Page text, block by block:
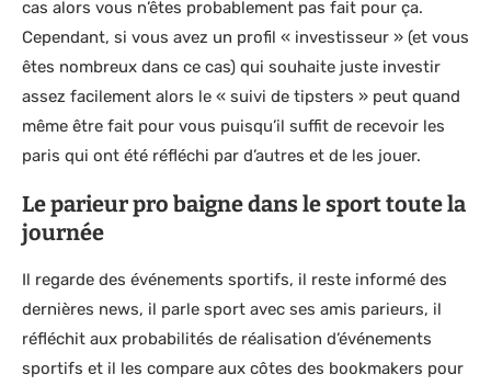
cas alors vous n’êtes probablement pas fait pour ça.
Cependant, si vous avez un profil « investisseur » (et vous
êtes nombreux dans ce cas) qui souhaite juste investir
assez facilement alors le « suivi de tipsters » peut quand
même être fait pour vous puisqu’il suffit de recevoir les
paris qui ont été réfléchi par d’autres et de les jouer.
Le parieur pro baigne dans le sport toute la
journée
Il regarde des événements sportifs, il reste informé des
dernières news, il parle sport avec ses amis parieurs, il
réfléchit aux probabilités de réalisation d’événements
sportifs et il les compare aux côtes des bookmakers pour